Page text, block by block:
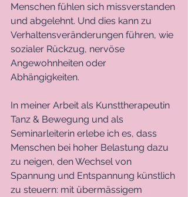
Menschen fühlen sich missverstanden
und abgelehnt. Und dies kann zu
Verhaltensveränderungen führen, wie
sozialer Rückzug, nervöse
Angewohnheiten oder
Abhängigkeiten.
In meiner Arbeit als Kunsttherapeutin
Tanz & Bewegung und als
Seminarleiterin erlebe ich es, dass
Menschen bei hoher Belastung dazu
zu neigen, den Wechsel von
Spannung und Entspannung künstlich
zu steuern: mit übermässigem